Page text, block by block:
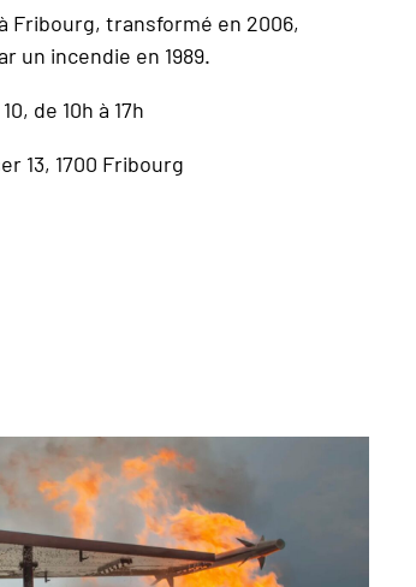
Fribourg, transformé en 2006,
un incendie en 1989.
de 10h à 17h
13, 1700 Fribourg